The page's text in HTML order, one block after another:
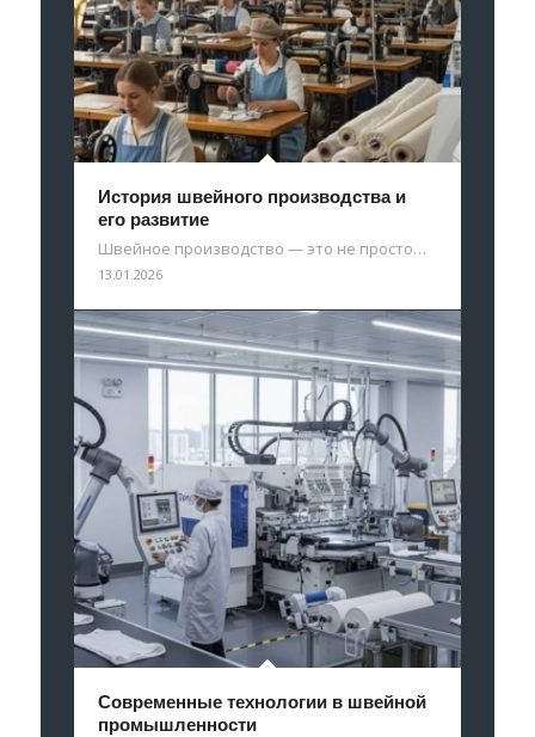
История швейного производства и
его развитие
Швейное производство — это не просто…
13.01.2026
Современные технологии в швейной
промышленности